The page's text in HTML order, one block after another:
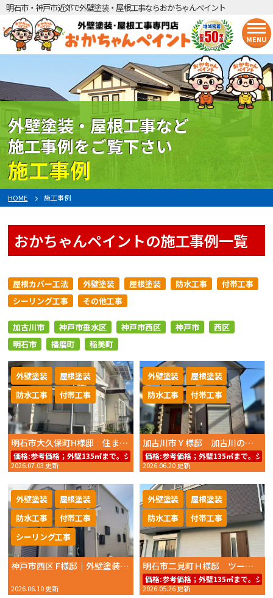
明石市・神戸市近郊で外壁塗装・屋根工事ならおかちゃんペイント
MENU
外壁塗装・屋根工事など
施工事例をご覧下さい
施工事例
HOME 施工事例
おかちゃんペイントの施工事例一覧
屋根カバー工法 外壁塗装 屋根塗装 防水工事
付帯工事
シーリング工事
その他工事
加古川市 神戸市垂水区 神戸市西区 神戸市
西区
明石市
播磨町 稲美町
明石市大久保町H様邸 住まいの美観と耐久性を高める外壁・屋根塗装
価格:参考価格；外壁135㎡まで。シリコンREVO1000－IR59.8万円～（工事
2026.07.03 更新
外壁塗装
屋根塗装
防水工事
付帯工事
加古川市Ｙ様邸 加古川の住環境に合わせた塗料選び！遮熱性と耐久性を両立した外壁・屋根塗装【2025年12月完工】
価格:参考価格；外壁135㎡まで。シ
2026.06.20 更新
外壁塗装
屋根塗装
防水工事
付帯工事
神戸市西区 F様邸｜外壁塗装・屋根塗装｜毎日の作業報告で安心！丁寧な施工に大変満足のお声をいただきました｜2026年5月完工
2026.06.10 更新
外壁塗装
屋根塗装
防水工事
付帯工事
シーリング工事
明石市二見町Ｈ様邸 ツートンカラーを活かした外壁塗装 アクセントカラー変更で上品な外観に
価格:参考価格；外壁135㎡まで。シ
2026.05.26 更新
外壁塗装
屋根塗装
防水工事
付帯工事